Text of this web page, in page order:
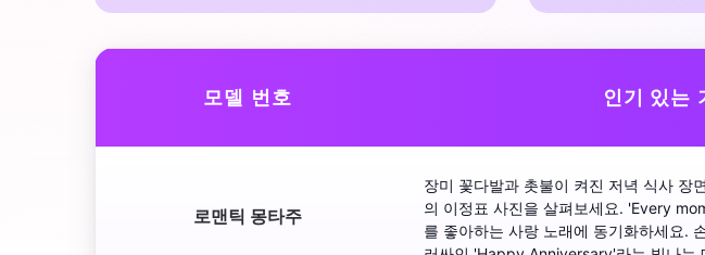
모델 번호 인기 있는
로맨틱 몽타주
장미 꽃다발과 촛불이 켜진 저녁 식사 장
의 이정표 사진을 살펴보세요. 'Every
를 좋아하는 사랑 노래에 동기화하세요.